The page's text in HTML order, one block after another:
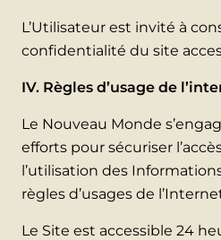
L’Utilisateur est invité à
confidentialité du site
IV. Règles d’usage de
Le Nouveau Monde
efforts pour sécuriser
l’utilisation des
règles d’usages de
Le Site est accessible 24